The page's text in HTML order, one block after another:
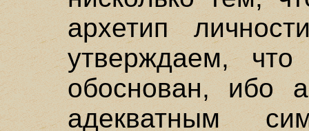
архетип
утверждаем,
обоснован, ибо
адекватным